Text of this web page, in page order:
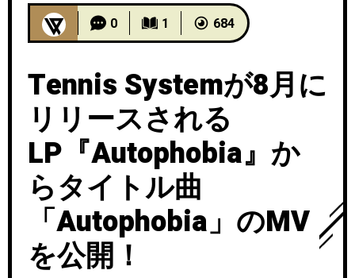
0 1 684
Tennis Systemが8月に
リリースされる
LP『Autophobia』か
らタイトル曲
「Autophobia」のMV
を公開！